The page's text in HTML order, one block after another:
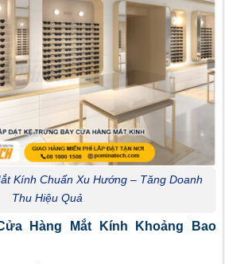
Kính Chuẩn Xu Hướng – Tăng Doanh
Thu Hiệu Quả
Hàng Mắt Kính Khoảng Bao